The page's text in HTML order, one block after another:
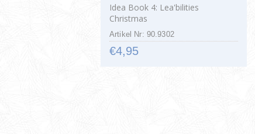
Idea Book 4: Lea'bilities
Christmas
Artikel Nr: 90.9302
€4,95